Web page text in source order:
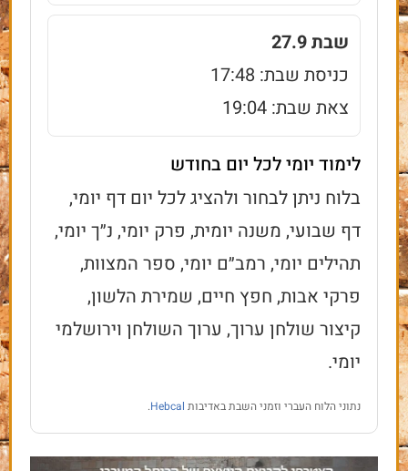
שבת 27.9
כניסת שבת: 17:48
צאת שבת: 19:04
לימוד יומי לכל יום בחודש
בלוח ניתן לבחור ולהציג לכל יום דף יומי,
דף שבועי, משנה יומית, פרק יומי, נ״ך יומי,
תהילים יומי, רמב״ם יומי, ספר המצוות,
פרקי אבות, חפץ חיים, שמירת הלשון,
קיצור שולחן ערוך, ערוך השולחן וירושלמי
יומי.
נתוני הלוח העברי וזמני השבת באדיבותHebcal
.